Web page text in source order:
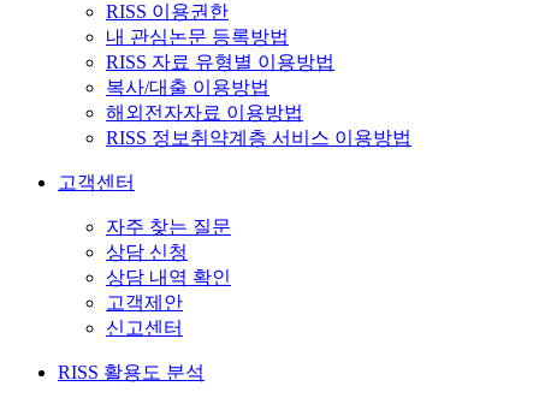
RISS 이용권한
내 관심논문 등록방법
RISS 자료 유형별 이용방법
복사/대출 이용방법
해외전자자료 이용방법
RISS 정보취약계층 서비스 이용방법
고객센터
자주 찾는 질문
상담 신청
상담 내역 확인
고객제안
신고센터
RISS 활용도 분석